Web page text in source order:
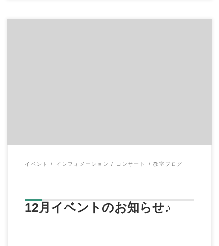
イベント インフォメーション コンサート 教室ブログ
12月イベントのお知らせ♪